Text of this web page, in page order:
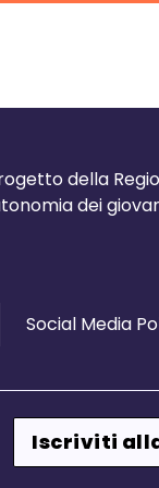
della
dei
Social Media
Iscriviti